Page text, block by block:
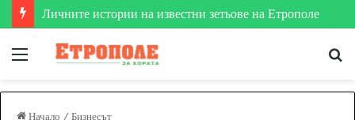
Меню
Начало / Бизнесът